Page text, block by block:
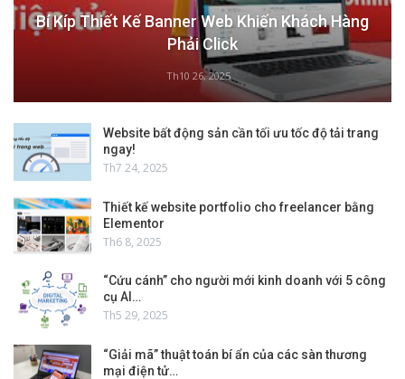
Bí Kíp Thiết Kế Banner Web Khiến Khách Hàng
Phải Click
Th10 26, 2025
Website bất động sản cần tối ưu tốc độ tải trang
ngay!
Th7 24, 2025
Thiết kế website portfolio cho freelancer bằng
Elementor
Th6 8, 2025
“Cứu cánh” cho người mới kinh doanh với 5 công
cụ AI…
Th5 29, 2025
“Giải mã” thuật toán bí ẩn của các sàn thương
mại điện tử…